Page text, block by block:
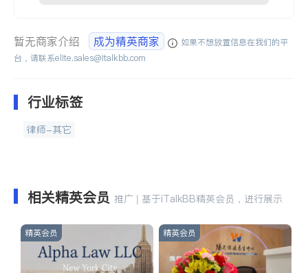
暂无商家介绍 成为精英商家
如果不想放置信息在我们的平
台，请联系elite.sales@italkbb.com
行业标签
律师-其它
相关精英会员 推广 | 基于iTalkBB精英会员，进行展示
精英会员 精英会员